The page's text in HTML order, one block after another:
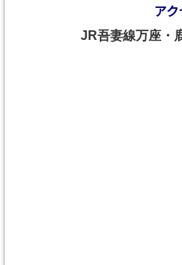
ア
JR吾妻線万座